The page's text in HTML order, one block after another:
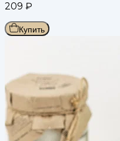
209 ₽
Купить